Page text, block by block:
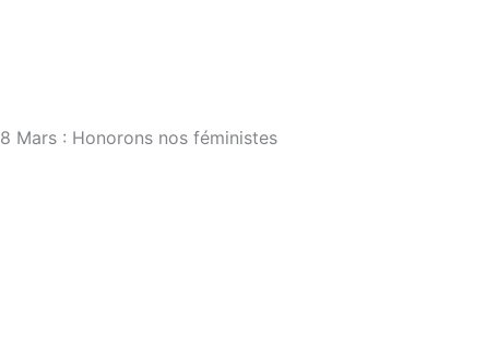
8 Mars : Honorons nos féministes